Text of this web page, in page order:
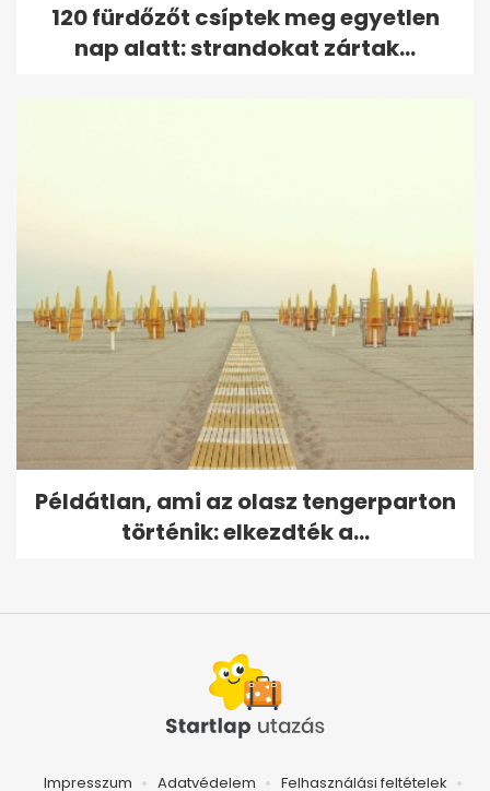
120 fürdőzőt csíptek meg egyetlen
nap alatt: strandokat zártak...
Példátlan, ami az olasz tengerparton
történik: elkezdték a...
Impresszum Adatvédelem Felhasználási feltételek